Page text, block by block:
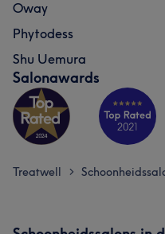
Oway
Phytodess
Shu Uemura
Salonawards
Treatwell >